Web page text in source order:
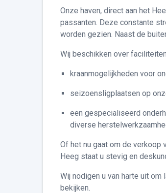
Onze haven, direct aan het
passanten. Deze constante
worden gezien. Naast de
Wij beschikken over
kraanmogelijkheden voor
seizoensligplaatsen op
een gespecialiseerd
diverse
Of het nu gaat om de verkoop
Heeg staat u stevig en
Wij nodigen u van harte uit
bekijken.